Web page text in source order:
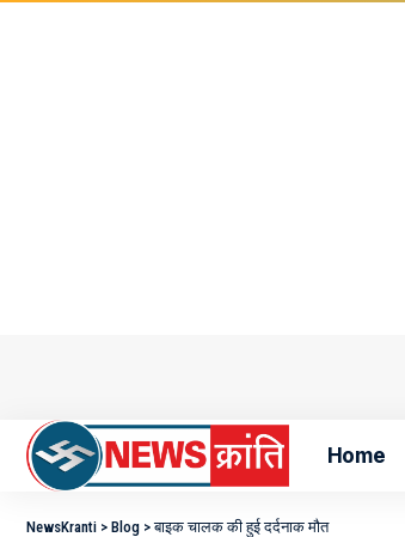
Home
NewsKranti > Blog >बाइक चालक की हुई दर्दनाक मौत